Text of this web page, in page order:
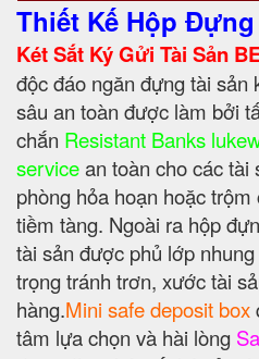
Thiết Kế Hộp Đựng
Két Sắt Ký Gửi Tài Sản
độc đáo ngăn đựng tài sản
sâu an toàn được làm bởi
chắn Resistant Banks
servicean toàn cho các tài
phòng hỏa hoạn hoặc
tiềm tàng. Ngoài ra hộp
tài sản được phủ lớp
trọng tránh trơn, xước tài
hàng.Mini safe deposit box
tâm lựa chọn và hài lòng